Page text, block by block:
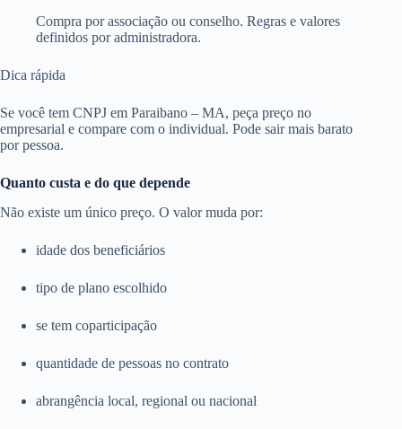
Compra por associação ou conselho. Regras e valores
definidos por administradora.
Dica rápida
Se você tem CNPJ em Paraibano – MA, peça preço no
empresarial e compare com o individual. Pode sair mais barato
por pessoa.
Quanto custa e do que depende
Não existe um único preço. O valor muda por:
idade dos beneficiários
tipo de plano escolhido
se tem coparticipação
quantidade de pessoas no contrato
abrangência local, regional ou nacional